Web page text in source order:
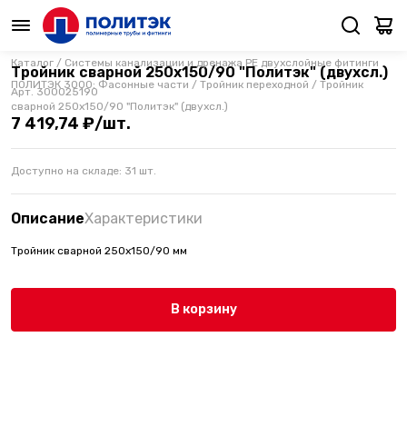
Каталог / Системы канализации и дренажа PE двухслойные фитинги
ПОЛИТЭК 3000: Фасонные части / Тройник переходной / Тройник
сварной 250х150/90 "Политэк" (двухсл.)
Тройник сварной 250х150/90 "Политэк" (двухсл.)
Арт.300025190
7 419,74 ₽/шт.
Доступно на складе: 31 шт.
ОписаниеХарактеристики
Тройник сварной 250х150/90 мм
В корзину